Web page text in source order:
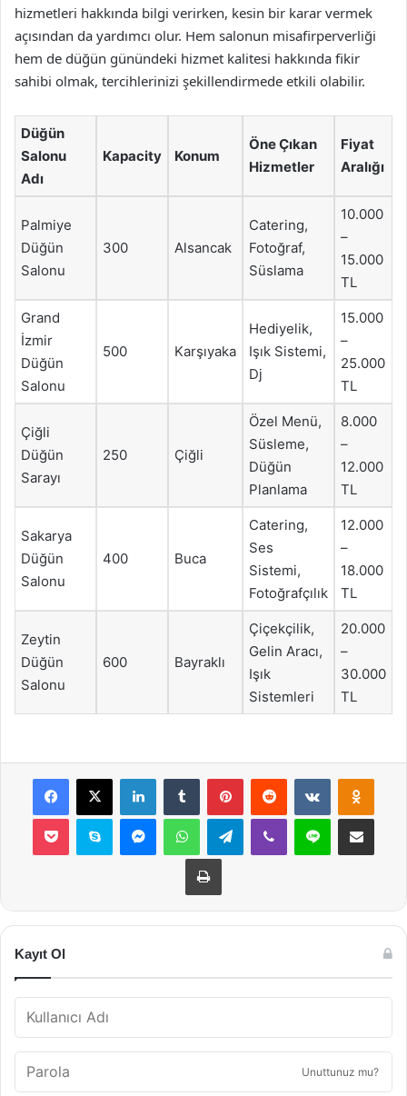
hizmetleri hakkında bilgi verirken, kesin bir karar vermek
açısından da yardımcı olur. Hem salonun misafirperverliği
hem de düğün günündeki hizmet kalitesi hakkında fikir
sahibi olmak, tercihlerinizi şekillendirmede etkili olabilir.
Düğün
Salonu
Adı
Kapacity Konum
Öne Çıkan
Hizmetler
Fiyat
Aralığı
Palmiye
Düğün
Salonu
300 Alsancak
Catering,
Fotoğraf,
Süslama
10.000
–
15.000
TL
Grand
İzmir
Düğün
Salonu
500 Karşıyaka
Hediyelik,
Işık Sistemi,
Dj
15.000
–
25.000
TL
Çiğli
Düğün
Sarayı
250 Çiğli
Özel Menü,
Süsleme,
Düğün
Planlama
8.000
–
12.000
TL
Sakarya
Düğün
Salonu
400 Buca
Catering,
Ses
Sistemi,
Fotoğrafçılık
12.000
–
18.000
TL
Zeytin
Düğün
Salonu
600 Bayraklı
Çiçekçilik,
Gelin Aracı,
Işık
Sistemleri
20.000
–
30.000
TL
Facebook
X LinkedInTumblr PinterestReddit VKontakte
Pocket Skype MessengerWhatsAppTelegramViber Line E-Posta ile
Yazdır
Kayıt Ol
Unuttunuz mu?